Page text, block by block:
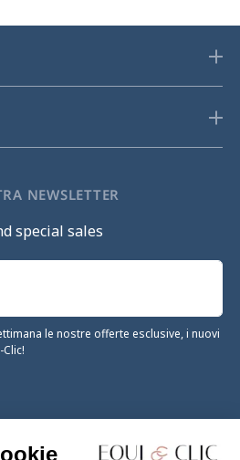
NEWSLETTER
special sales
le nostre offerte esclusive, i nuovi